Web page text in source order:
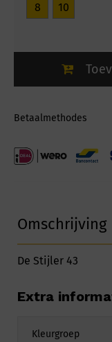
8 10
Betaalmethodes
Omschrijving
De Stijler 43
Extra
Kleurgroep